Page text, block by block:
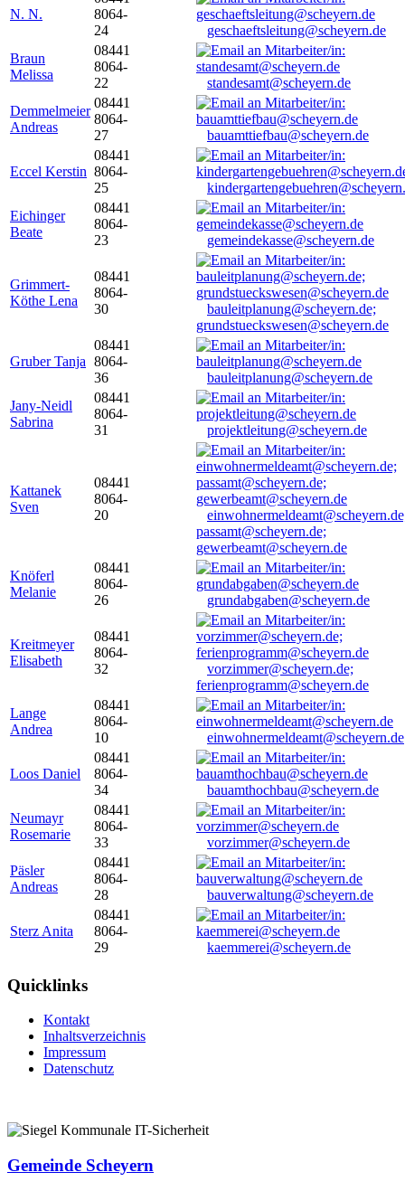
N. N.
8064-
24
geschaeftsleitung@scheyern.de
Braun
Melissa
08441
8064-
22
standesamt@scheyern.de
Demmelmeier
Andreas
08441
8064-
27
bauamttiefbau@scheyern.de
Eccel Kerstin
08441
8064-
25
Eichinger
Beate
08441
8064-
23
gemeindekasse@scheyern.de
Grimmert-
Köthe Lena
08441
8064-
30
bauleitplanung@scheyern.de;
grundstueckswesen@scheyern.de
Gruber Tanja
08441
8064-
36
bauleitplanung@scheyern.de
Jany-Neidl
Sabrina
08441
8064-
31
projektleitung@scheyern.de
Kattanek
Sven
08441
8064-
20
passamt@scheyern.de;
gewerbeamt@scheyern.de
Knöferl
Melanie
08441
8064-
26
grundabgaben@scheyern.de
Kreitmeyer
Elisabeth
08441
8064-
32
vorzimmer@scheyern.de;
ferienprogramm@scheyern.de
Lange
Andrea
08441
8064-
10
einwohnermeldeamt@scheyern.de
Loos Daniel
08441
8064-
34
bauamthochbau@scheyern.de
Neumayr
Rosemarie
08441
8064-
33
vorzimmer@scheyern.de
Päsler
Andreas
08441
8064-
28
bauverwaltung@scheyern.de
Sterz Anita
08441
8064-
29
kaemmerei@scheyern.de
Quicklinks
Kontakt
Inhaltsverzeichnis
Impressum
Datenschutz
Gemeinde Scheyern